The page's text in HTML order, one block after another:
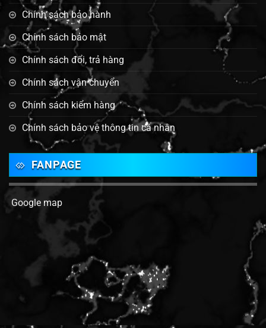
Chính sách bảo hành
Chính sách bảo mật
Chính sách đổi, trả hàng
Chính sách vận chuyển
Chính sách kiểm hàng
Chính sách bảo vệ thông tin cá nhân
FANPAGE
Google map